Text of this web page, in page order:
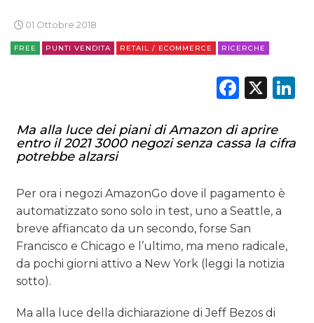
01 Ottobre 2018
FREE PUNTI VENDITA RETAIL / ECOMMERCE RICERCHE
X
Ma alla luce dei piani di Amazon di aprire
entro il 2021 3000 negozi senza cassa la cifra
potrebbe alzarsi
Per ora i negozi AmazonGo dove il pagamento è
automatizzato sono solo in test, uno a Seattle, a
breve affiancato da un secondo, forse San
Francisco e Chicago e l’ultimo, ma meno radicale,
da pochi giorni attivo a New York (leggi la notizia
sotto).
Ma alla luce della dichiarazione di Jeff Bezos di